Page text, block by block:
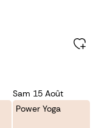
Sam 15 Août
Power Yoga